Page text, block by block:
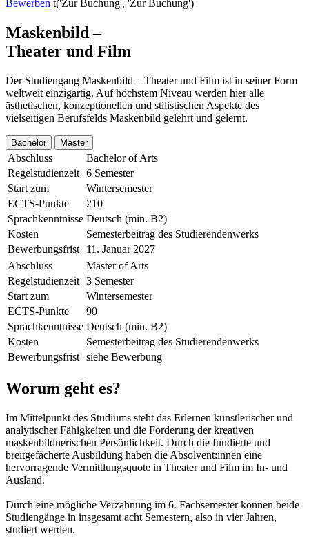
Bewerben t('Zur Buchung', 'Zur Buchung')
Maskenbild –
Theater und Film
Der Studiengang Maskenbild – Theater und Film ist in seiner Form
weltweit einzigartig. Auf höchstem Niveau werden hier alle
ästhetischen, konzeptionellen und stilistischen Aspekte des
vielseitigen Berufsfelds Maskenbild gelehrt und gelernt.
Bachelor Master
Abschluss
Bachelor of Arts
Regelstudienzeit 6 Semester
Start zum
Wintersemester
ECTS-Punkte
210
Sprachkenntnisse Deutsch (min. B2)
Kosten
Semesterbeitrag des Studierendenwerks
Bewerbungsfrist
11. Januar 2027
Abschluss
Master of Arts
Regelstudienzeit 3 Semester
Start zum
Wintersemester
ECTS-Punkte
90
Sprachkenntnisse Deutsch (min. B2)
Kosten
Semesterbeitrag des Studierendenwerks
Bewerbungsfrist siehe Bewerbung
Worum geht es?
Im Mittelpunkt des Studiums steht das Erlernen künstlerischer und
analytischer Fähigkeiten und die Förderung der kreativen
maskenbildnerischen Persönlichkeit. Durch die fundierte und
breitgefächerte Ausbildung haben die Absolvent:innen eine
hervorragende Vermittlungsquote in Theater und Film im In- und
Ausland.
Durch eine mögliche Verzahnung im 6. Fachsemester können beide
Studiengänge in insgesamt acht Semestern, also in vier Jahren,
studiert werden.